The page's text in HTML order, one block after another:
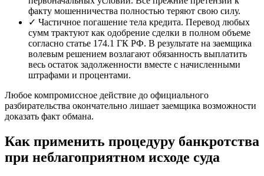
факту мошенничества полностью теряют свою силу.
✓ Частичное погашение тела кредита. Перевод любых
сумм трактуют как одобрение сделки в полном объеме
согласно статье 174.1 ГК РФ. В результате на заемщика
волевым решением возлагают обязанность выплатить
весь остаток задолженности вместе с начисленными
штрафами и процентами.
Любое компромиссное действие до официального
разбирательства окончательно лишает заемщика возможности
доказать факт обмана.
Как применить процедуру банкротства
при неблагоприятном исходе суда